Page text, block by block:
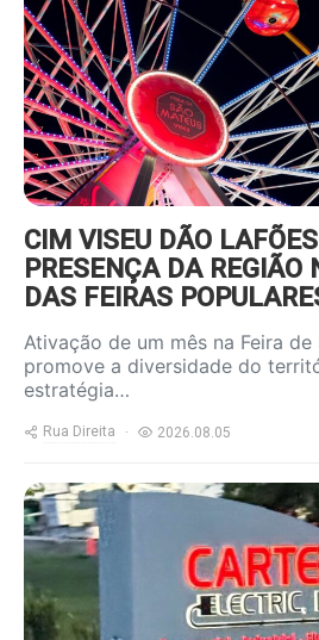
s-mateus-800x600.jpg
CIM VISEU DÃO
PRESENÇA DA REGIÃO
DAS FEIRAS
Ativação de um mês na Feira de
promove a diversidade do
estratégia…
Rua Direita 2026.08.05
https://www.ruadireita.pt/wp-
content/uploads/2026/08/
Electric-2-800x600.jpg